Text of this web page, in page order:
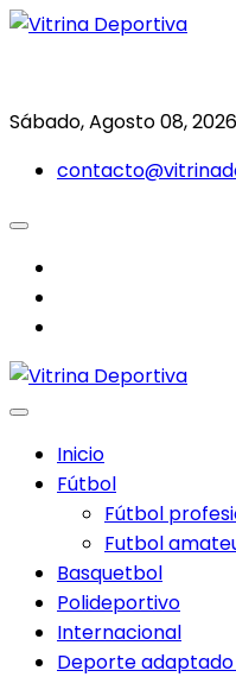
Saltar
Sábado, Agosto 08, 2026
Inicio
Fútbol
Fútbol
Futbol
Basquetbol
Polideportivo
Internacional
Deporte adaptado